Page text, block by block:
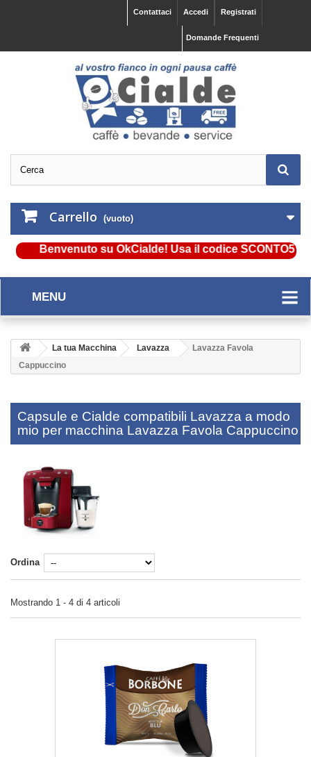
Registrati
Accedi
Contattaci
Domande Frequenti
Carrello (vuoto)
Benvenuto su OkCialde! Usa il codice SCONTO5 e
MENU
La tua Macchina Lavazza
Lavazza Favola
Cappuccino
Capsule e Cialde compatibili Lavazza a modo
mio per macchina Lavazza Favola Cappuccino
Ordina
Mostrando 1 - 4 di 4 articoli